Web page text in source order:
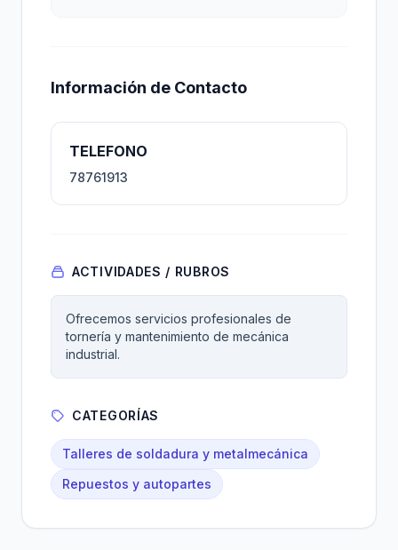
Información de Contacto
TELEFONO
78761913
ACTIVIDADES / RUBROS
Ofrecemos servicios profesionales de
tornería y mantenimiento de mecánica
industrial.
CATEGORÍAS
Talleres de soldadura y metalmecánica
Repuestos y autopartes